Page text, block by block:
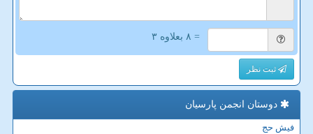
= ۸ بعلاوه ۳
ثبت نظر
دوستان انجمن پارسیان
فیش حج